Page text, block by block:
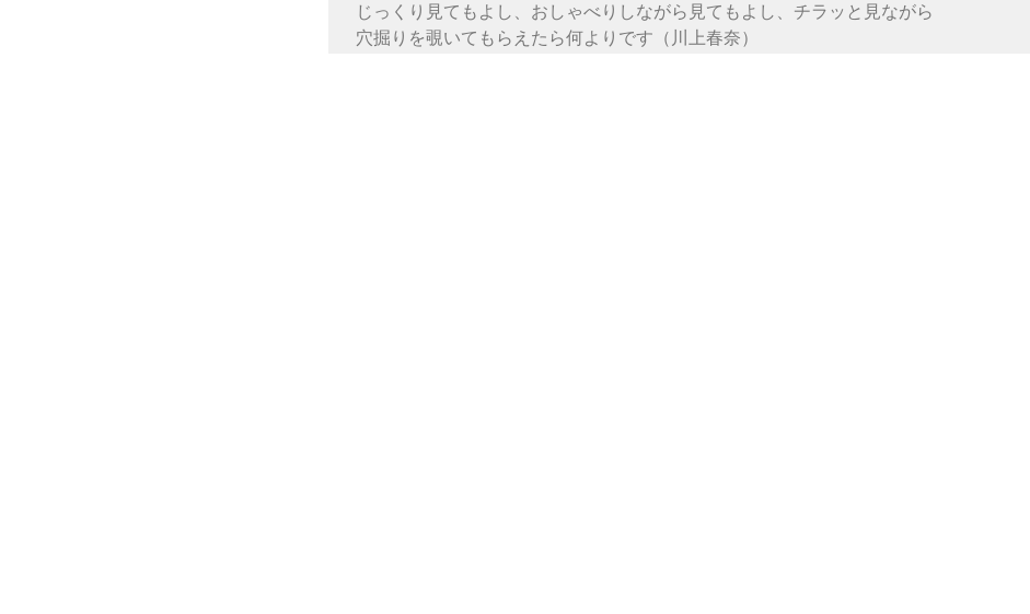
じっくり見てもよし、おしゃべりしながら見てもよし、チラッと見ながら
穴掘りを覗いてもらえたら何よりです（川上春奈）